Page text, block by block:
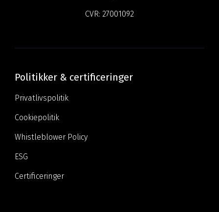
CVR: 27001092
Politikker & certificeringer
Privatlivspolitik
Cookiepolitik
Whistleblower Policy
ESG
Certificeringer